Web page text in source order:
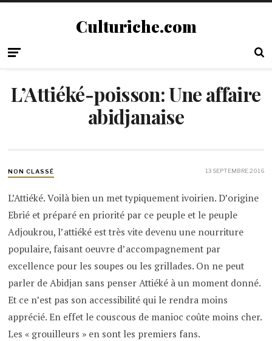
Culturiche.com
L’Attiéké-poisson: Une affaire
abidjanaise
NON CLASSÉ 13 SEPTEMBRE 2016
L’Attiéké. Voilà bien un met typiquement ivoirien. D’origine
Ebrié et préparé en priorité par ce peuple et le peuple
Adjoukrou, l’attiéké est très vite devenu une nourriture
populaire, faisant oeuvre d’accompagnement par
excellence pour les soupes ou les grillades. On ne peut
parler de Abidjan sans penser Attiéké à un moment donné.
Et ce n’est pas son accessibilité qui le rendra moins
apprécié. En effet le couscous de manioc coûte moins cher.
Les « grouilleurs » en sont les premiers fans.